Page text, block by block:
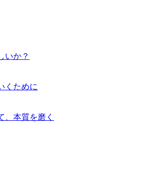
いか？
くために
、本質を磨く